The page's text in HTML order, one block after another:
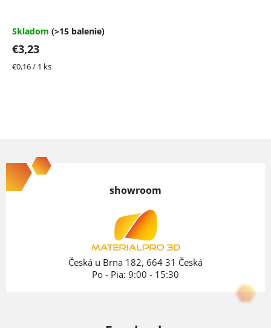
Skladom (>15 balenie)
€3,23
Jednotková
€0,16 / 1 ks
á
p
showroom
Česká u Brna 182, 664 31 Česká
Po - Pia: 9:00 - 15:30